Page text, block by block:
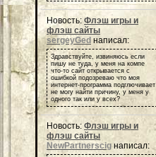
Новость: Флэш игры и
флэш сайты
sergeyGed написал:
Здравствуйте, извиняюсь если
пишу не туда, у меня на компе
что-то сайт открывается с
ошибкой подозреваю что моя
интернет-программа подглючивает
не могу найти причину, у меня у
одного так или у всех?
Новость: Флэш игры и
флэш сайты
NewPartnerscig написал: